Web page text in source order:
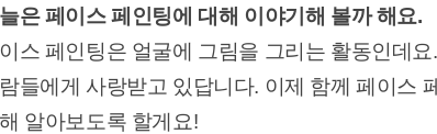
은 페이스 페인팅에 대해 이야기해 볼까 해요.
스 페인팅은 얼굴에 그림을 그리는 활동인데
들에게 사랑받고 있답니다. 이제 함께 페이스
알아보도록 할게요!